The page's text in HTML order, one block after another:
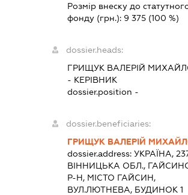
Розмір внеску до
фонду (грн.): 9 375(100 %)
dossier.heads:
ГРИЩУК ВАЛЕРІЙ
- КЕРІВНИК
dossier.position -
dossier.beneficiaries:
ГРИЩУК ВАЛЕРІЙ
dossier.address: УКРАЇНА,
ВІННИЦЬКА ОБЛ.,
Р-Н, МІСТО ГАЙСИН,
ВУЛ.ЛЮТНЕВА, БУДИНОК 1